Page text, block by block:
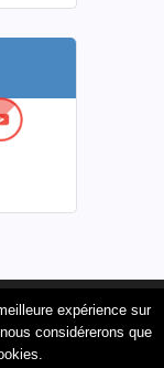
byWPBrigade
LE MANTOIS EN
expérience sur
considérerons que